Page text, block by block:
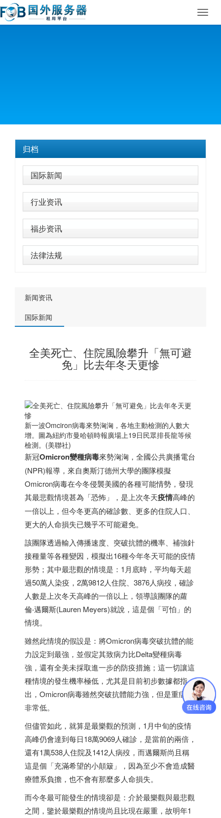
归档
国际新闻
行业资讯
福步资讯
法律法规
新闻资讯
国际新闻
全美死亡、住院風險攀升「無可避
免」比去年冬天更慘
新一波Omciron病毒來勢洶洶，各地主動檢測的人數大
增。圖為紐約市曼哈頓時報廣場上19日民眾排長龍等候
檢測。(美聯社)
新冠Omicron變種病毒來勢洶洶，全國公共廣播電台
(NPR)報導，來自奧斯汀德州大學的團隊模擬
Omicron病毒在今冬侵襲美國的各種可能情勢，發現
其最悲觀情境甚為「恐怖」，是上次冬天疫情高峰的
一倍以上，但今冬更高的確診數、更多的住院人口、
更大的人命損失已幾乎不可能避免。
該團隊透過輸入傳播速度、突破抗體的機率、補強針
接種量等各種變因，模擬出16種今年冬天可能的疫情
形勢；其中最悲觀的情境是：1月底時，平均每天超
過50萬人染疫，2萬9812人住院、3876人病歿，確診
人數是上次冬天高峰的一倍以上，領導該團隊的蘿
倫‧邁爾斯(Lauren Meyers)就說，這是個「可怕」的
情境。
雖然此情境的假設是：將Omicron病毒突破抗體的能
力設定到最強，並假定其致病力比Delta變種病毒
強，還有全美未採取進一步的防疫措施；這一切讓這
種情境的發生機率極低，尤其是目前初步數據都指
出，Omicron病毒雖然突破抗體能力強，但是重症率
非常低。
但儘管如此，就算是最樂觀的預測，1月中旬的疫情
高峰仍會達到每日18萬9069人確診，是當前的兩倍，
還有1萬538人住院及1412人病歿，而邁爾斯尚且稱
這是個「充滿希望的小顛簸」，因為至少不會造成醫
療體系負擔，也不會有那麼多人命損失。
而今冬最可能發生的情境卻是：介於最樂觀與最悲觀
之間，鑒於最樂觀的情境尚且比現在嚴重，故明年1